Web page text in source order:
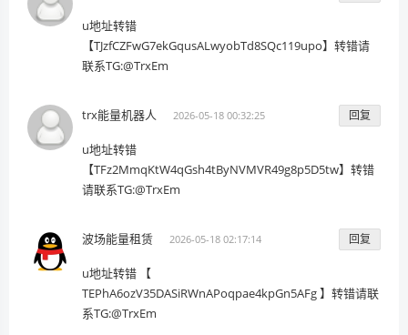
u地址转错
【TJzfCZFwG7ekGqusALwyobTd8SQc119upo】转错请
联系TG:@TrxEm
trx能量机器人 2026-05-18 00:32:25 回复
u地址转错
【TFz2MmqKtW4qGsh4tByNVMVR49g8p5D5tw】转错
请联系TG:@TrxEm
波场能量租赁 2026-05-18 02:17:14 回复
u地址转错 【
TEPhA6ozV35DASiRWnAPoqpae4kpGn5AFg 】转错请联
系TG:@TrxEm